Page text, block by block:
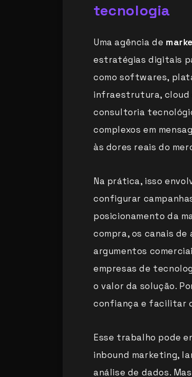
tecnologia
Uma agência de
estratégias digitais
como softwares,
infraestrutura, cloud
consultoria
complexos em
às dores reais do
Na prática, isso
configurar
posicionamento da
compra, os canais
argumentos
empresas de
o valor da solução.
confiança e facilitar
Esse trabalho pode
inbound marketing,
análise de dados.